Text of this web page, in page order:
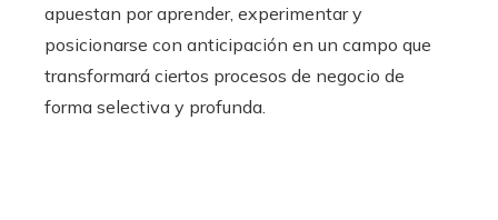
apuestan por aprender, experimentar y
posicionarse con anticipación en un campo que
transformará ciertos procesos de negocio de
forma selectiva y profunda.